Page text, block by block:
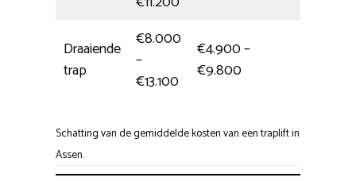
Draaiende
trap
€8.000
–
€13.100
€4.900 –
€9.800
Schatting van de gemiddelde kosten van een traplift in
Assen.